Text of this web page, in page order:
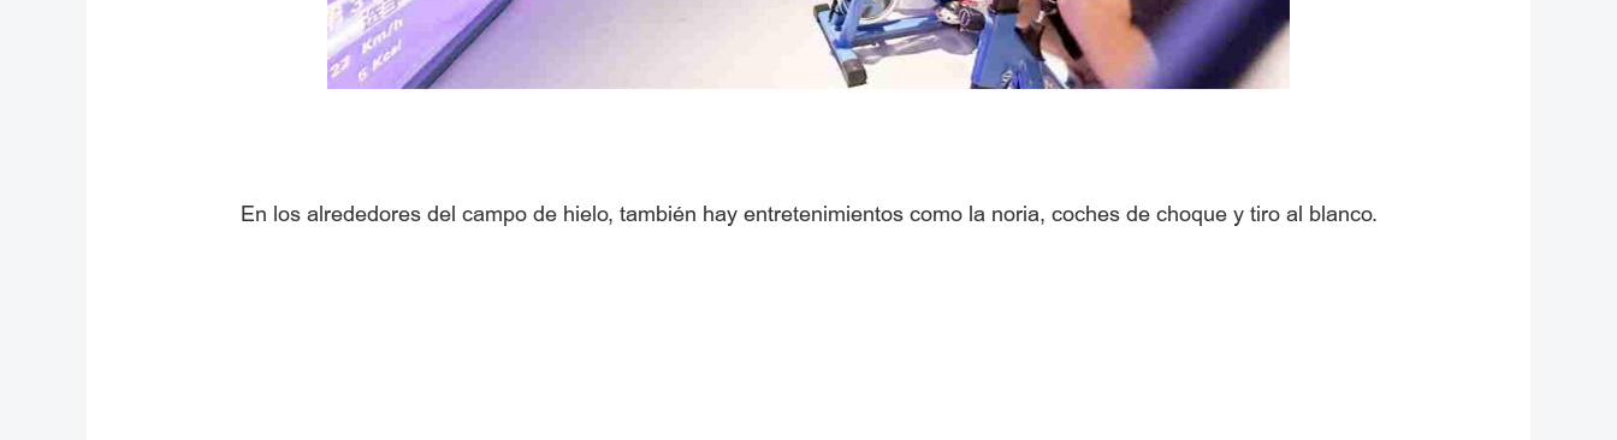
En los alrededores del campo de hielo, también hay entretenimientos como la noria, coches de choque y tiro al blanco.